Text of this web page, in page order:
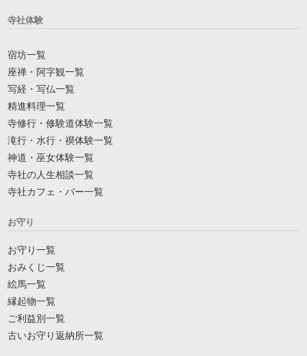
寺社体験
宿坊一覧
座禅・阿字観一覧
写経・写仏一覧
精進料理一覧
寺修行・修験道体験一覧
滝行・水行・禊体験一覧
神道・巫女体験一覧
寺社の人生相談一覧
寺社カフェ・バー一覧
お守り
お守り一覧
おみくじ一覧
絵馬一覧
縁起物一覧
ご利益別一覧
古いお守り返納所一覧